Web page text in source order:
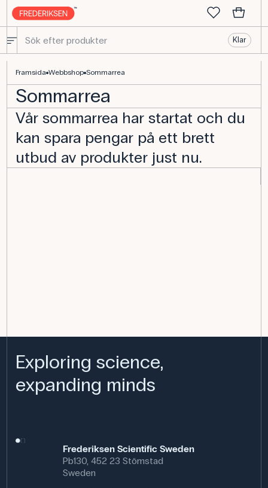
Klar
Framsida Webbshop Sommarrea
Sommarrea
Vår sommarrea har startat och du
kan spara pengar på ett brett
utbud av produkter just nu.
Exploring science,
expanding minds
Frederiksen Scientific Sweden
Pb130, 452 23 Stömstad
Sweden